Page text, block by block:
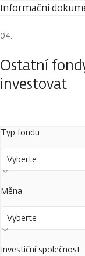
Informační
Ostatní
investovat
Typ fondu
Vyberte
Měna
Vyberte
Investiční společnost